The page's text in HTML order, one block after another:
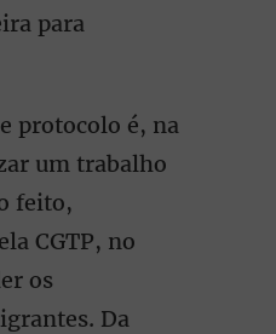
para
protocolo é, na
um trabalho
feito,
CGTP, no
os
Da